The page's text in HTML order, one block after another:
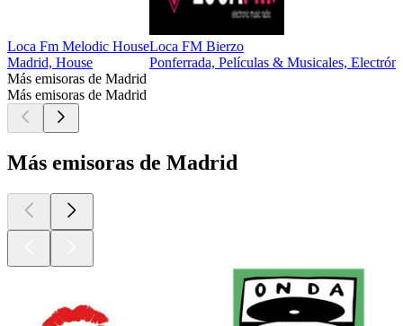
Loca Fm Melodic House
Madrid, House
Loca FM Bierzo
Ponferrada, Películas & Musicales,
Más emisoras de Madrid
Más emisoras de Madrid
Más emisoras de Madrid